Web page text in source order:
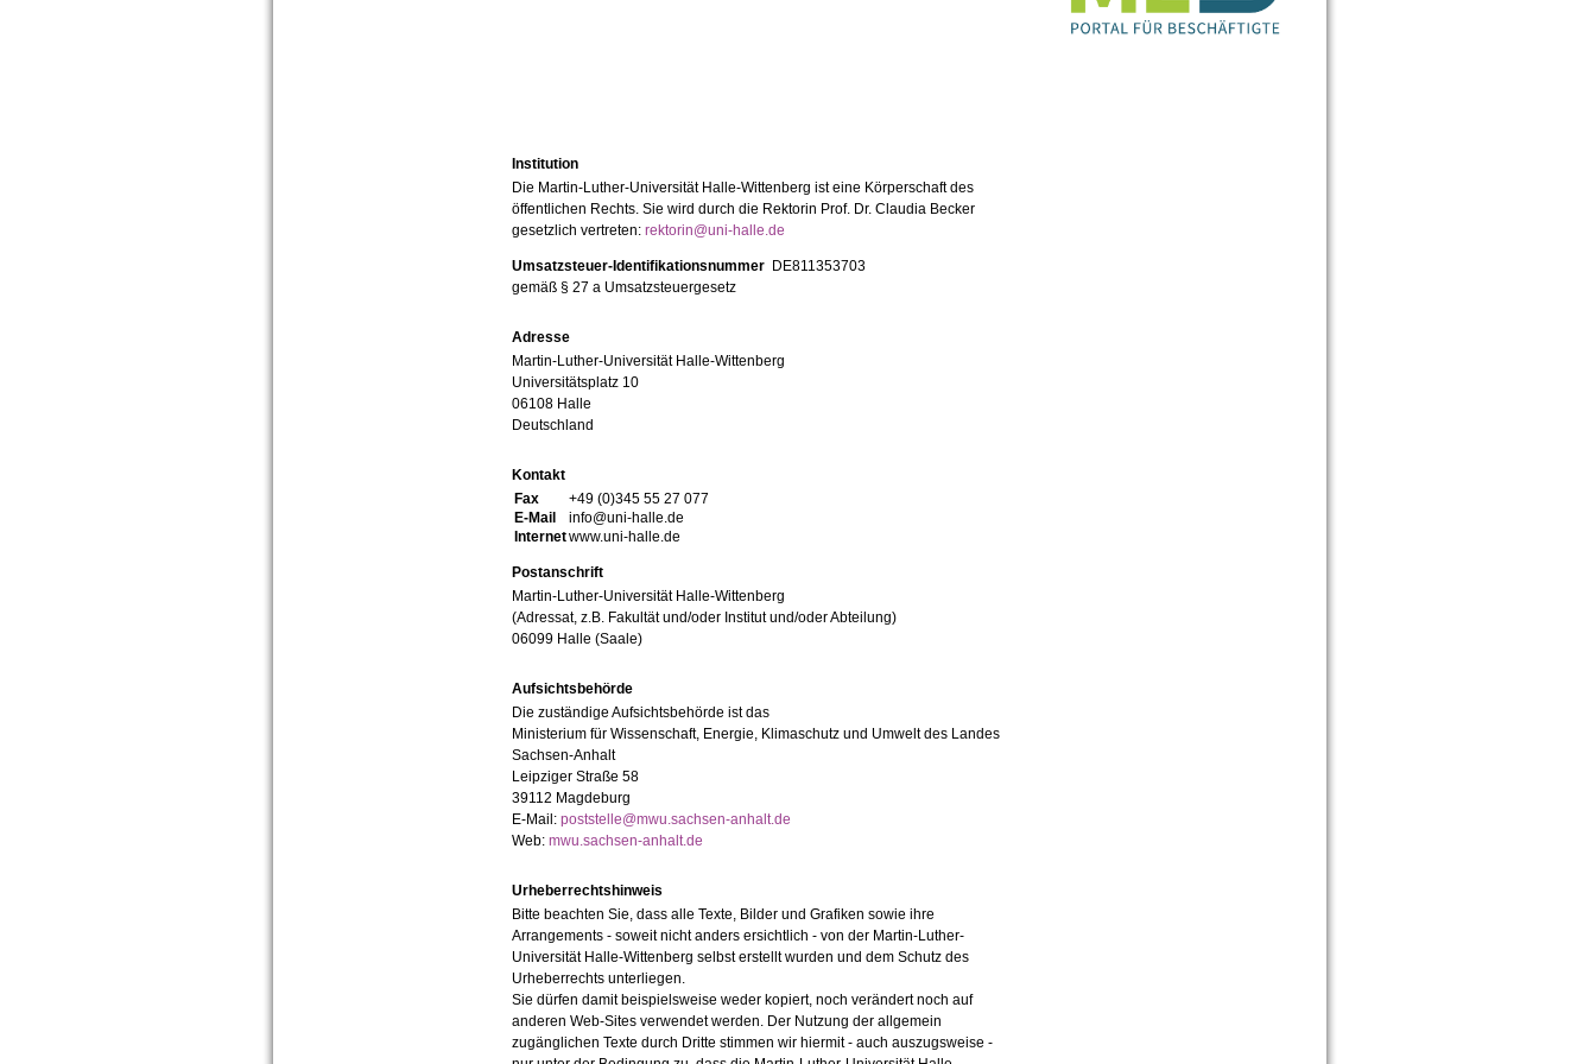
Institution
Die Martin-Luther-Universität Halle-Wittenberg ist eine Körperschaft des
öffentlichen Rechts. Sie wird durch die Rektorin Prof. Dr. Claudia Becker
gesetzlich vertreten: rektorin@uni-halle.de
Umsatzsteuer-Identifikationsnummer DE811353703
gemäß § 27 a Umsatzsteuergesetz
Adresse
Martin-Luther-Universität Halle-Wittenberg
Universitätsplatz 10
06108 Halle
Deutschland
Kontakt
Fax
+49 (0)345 55 27 077
E-Mail
info@uni-halle.de
Internetwww.uni-halle.de
Postanschrift
Martin-Luther-Universität Halle-Wittenberg
(Adressat, z.B. Fakultät und/oder Institut und/oder Abteilung)
06099 Halle (Saale)
Aufsichtsbehörde
Die zuständige Aufsichtsbehörde ist das
Ministerium für Wissenschaft, Energie, Klimaschutz und Umwelt des Landes
Sachsen-Anhalt
Leipziger Straße 58
39112 Magdeburg
E-Mail: poststelle@mwu.sachsen-anhalt.de
Web: mwu.sachsen-anhalt.de
Urheberrechtshinweis
Bitte beachten Sie, dass alle Texte, Bilder und Grafiken sowie ihre
Arrangements - soweit nicht anders ersichtlich - von der Martin-Luther-
Universität Halle-Wittenberg selbst erstellt wurden und dem Schutz des
Urheberrechts unterliegen.
Sie dürfen damit beispielsweise weder kopiert, noch verändert noch auf
anderen Web-Sites verwendet werden. Der Nutzung der allgemein
zugänglichen Texte durch Dritte stimmen wir hiermit - auch auszugsweise -